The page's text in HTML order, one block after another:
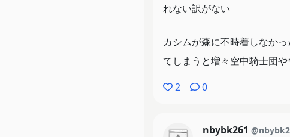
れない訳がない
カシムが森に不時着しなか
てしまうと増々空中騎士団
2
0
nbybk261